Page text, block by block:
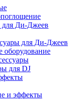
для Ди-Джеев
для Ди-Джеев
оборудование
для DJ
и эффекты